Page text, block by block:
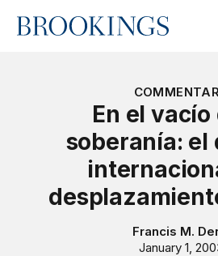
Home
En el vacío
soberanía: el
Francis M.
January 1,